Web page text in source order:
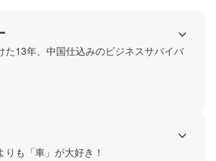
た13年、中国仕込みのビジネスサバイバ
りも「車」が大好き！